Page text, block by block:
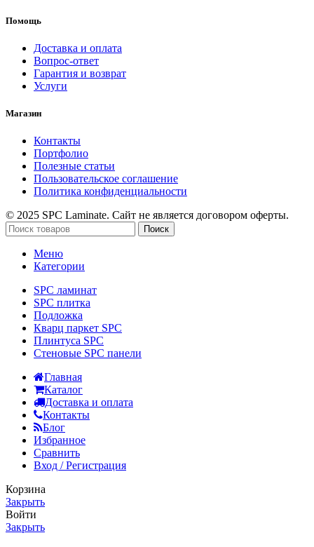
Помощь
Доставка и оплата
Вопрос-ответ
Гарантия и возврат
Услуги
Магазин
Контакты
Портфолио
Полезные статьи
Пользовательское соглашение
Политика конфиденциальности
© 2025 SPC Laminate. Сайт не является договором оферты.
Поиск
Меню
Категории
SPC ламинат
SPC плитка
Подложка
Кварц паркет SPC
Плинтуса SPC
Стеновые SPC панели
Главная
Каталог
Доставка и оплата
Контакты
Блог
Избранное
Сравнить
Вход / Регистрация
Корзина
Закрыть
Войти
Закрыть